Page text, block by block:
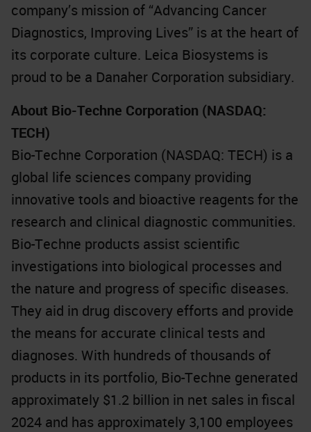
company’s mission of “Advancing Cancer
Diagnostics, Improving Lives” is at the heart of
its corporate culture. Leica Biosystems is
proud to be a Danaher Corporation subsidiary.
About Bio-Techne Corporation (NASDAQ:
TECH)
Bio-Techne Corporation (NASDAQ: TECH) is a
global life sciences company providing
innovative tools and bioactive reagents for the
research and clinical diagnostic communities.
Bio-Techne products assist scientific
investigations into biological processes and
the nature and progress of specific diseases.
They aid in drug discovery efforts and provide
the means for accurate clinical tests and
diagnoses. With hundreds of thousands of
products in its portfolio, Bio-Techne generated
approximately $1.2 billion in net sales in fiscal
2024 and has approximately 3,100 employees